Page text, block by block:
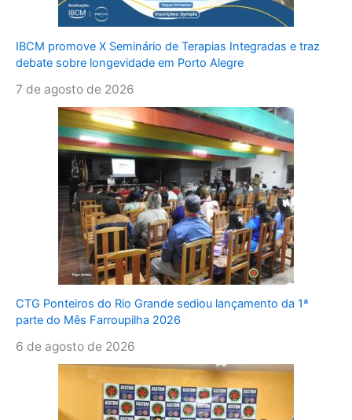
IBCM promove X Seminário de Terapias Integradas e traz
debate sobre longevidade em Porto Alegre
7 de agosto de 2026
CTG Ponteiros do Rio Grande sediou lançamento da 1ª
parte do Mês Farroupilha 2026
6 de agosto de 2026